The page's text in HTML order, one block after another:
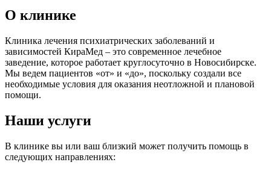
О клинике
Клиника лечения психиатрических заболеваний и
зависимостей КираМед – это современное лечебное
заведение, которое работает круглосуточно в Новосибирске.
Мы ведем пациентов «от» и «до», поскольку создали все
необходимые условия для оказания неотложной и плановой
помощи.
Наши услуги
В клинике вы или ваш близкий может получить помощь в
следующих направлениях: